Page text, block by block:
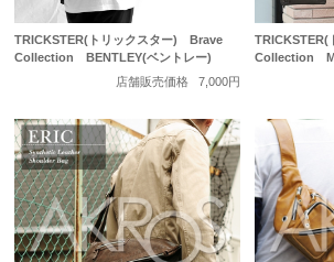
TRICKSTER(トリックスター) Brave
Collection BENTLEY(ベントレー)
店舗販売価格
7,000円
Collection